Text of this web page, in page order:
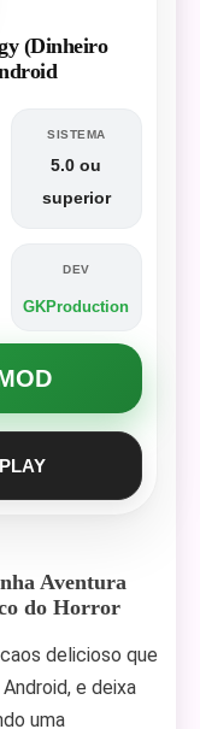
(Dinheiro
SISTEMA
5.0 ou
superior
DEV
GKProduction
Aventura
do Horror
delicioso que
e deixa
uma